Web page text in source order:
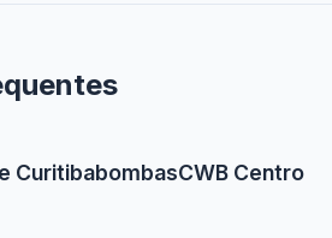
CuritibabombasCWB Centro